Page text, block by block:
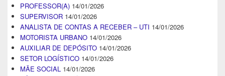
PROFESSOR(A) 14/01/2026
SUPERVISOR 14/01/2026
ANALISTA DE CONTAS A RECEBER – UTI 14/01/2026
MOTORISTA URBANO 14/01/2026
AUXILIAR DE DEPÓSITO 14/01/2026
SETOR LOGÍSTICO 14/01/2026
MÃE SOCIAL 14/01/2026